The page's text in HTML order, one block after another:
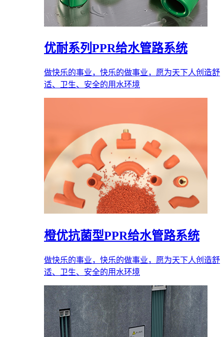
优耐系列PPR给水管路系统
做快乐的事业，快乐的做事业，愿为天下人创造舒
适、卫生、安全的用水环境
橙优抗菌型PPR给水管路系统
做快乐的事业，快乐的做事业，愿为天下人创造舒
适、卫生、安全的用水环境